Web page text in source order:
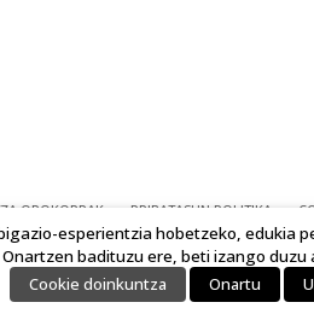
OROKORRAK PRIBATASUN POLITIKA
© 2023 LINKING IDEAS. ESKUBIDE
esperientzia hobetzeko,
badituzu ere, beti izango
Cookie doinkuntza
Onartu